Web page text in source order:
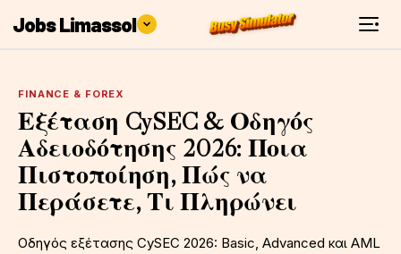
Jobs Limassol
FINANCE & FOREX
Εξέταση CySEC & Οδηγός
Αδειοδότησης 2026: Ποια
Πιστοποίηση, Πώς να
Περάσετε, Τι Πληρώνει
Οδηγός εξέτασης CySEC 2026: Basic, Advanced και AML